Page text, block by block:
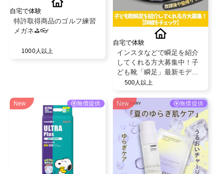
自宅で体験
特許取得商品のゴルフ練習
メガネ⛳️👓
1000人以上
自宅で体験
インスタなどで瞬足を紹介
してくれる方大募集中！子
ども靴「瞬足」最新モデル
を履いて投稿✨
500人以上
New 無償提供 New 無償提供